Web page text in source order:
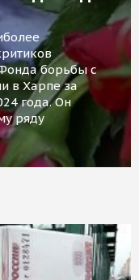
борьбы с
в Харпе за
года. Он
ряду